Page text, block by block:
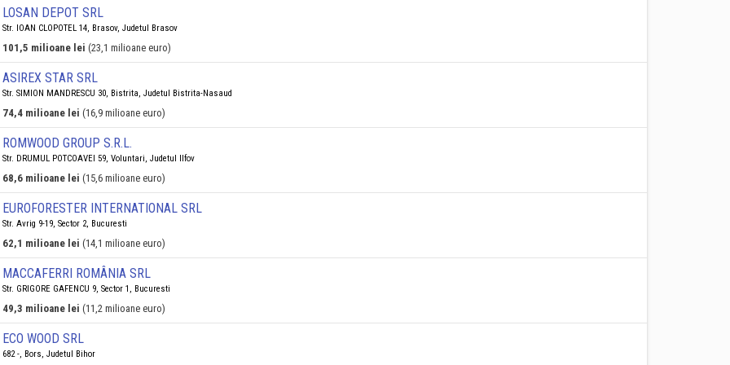
LOSAN DEPOT SRL
Str. IOAN CLOPOTEL 14, Brasov, Judetul Brasov
101,5 milioane lei (23,1 milioane euro)
ASIREX STAR SRL
Str. SIMION MANDRESCU 30, Bistrita, Judetul Bistrita-Nasaud
74,4 milioane lei (16,9 milioane euro)
ROMWOOD GROUP S.R.L.
Str. DRUMUL POTCOAVEI 59, Voluntari, Judetul Ilfov
68,6 milioane lei (15,6 milioane euro)
EUROFORESTER INTERNATIONAL SRL
Str. Avrig 9-19, Sector 2, Bucuresti
62,1 milioane lei (14,1 milioane euro)
MACCAFERRI ROMÂNIA SRL
Str. GRIGORE GAFENCU 9, Sector 1, Bucuresti
49,3 milioane lei (11,2 milioane euro)
ECO WOOD SRL
682 -, Bors, Judetul Bihor